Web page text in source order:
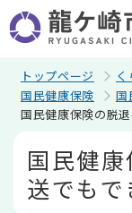
の
ペ
トップページ
国民健康保険
国
国民健康保険の脱
国民健
送でもで